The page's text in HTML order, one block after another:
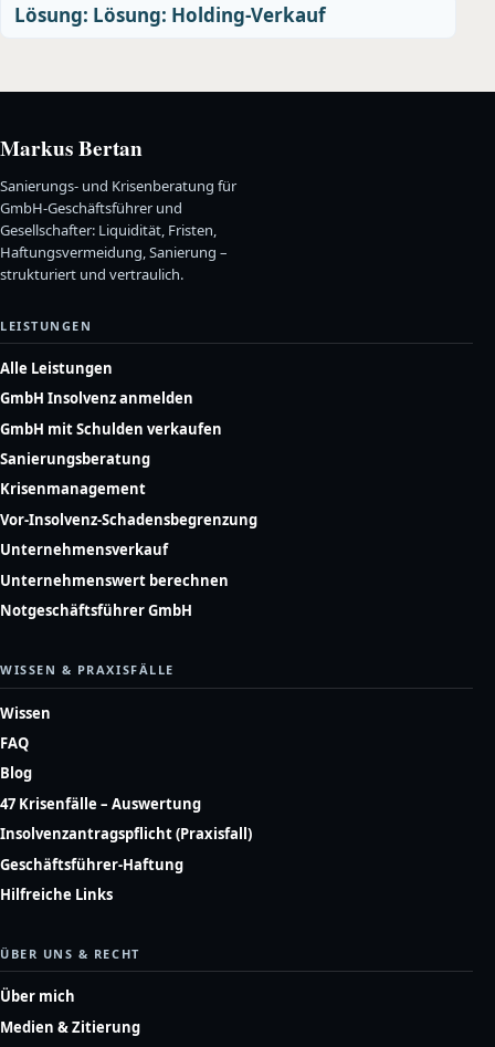
Lösung: Lösung: Holding-Verkauf
Markus Bertan
Sanierungs- und Krisenberatung für
GmbH-Geschäftsführer und
Gesellschafter: Liquidität, Fristen,
Haftungsvermeidung, Sanierung –
strukturiert und vertraulich.
LEISTUNGEN
Alle Leistungen
GmbH Insolvenz anmelden
GmbH mit Schulden verkaufen
Sanierungsberatung
Krisenmanagement
Vor-Insolvenz-Schadensbegrenzung
Unternehmensverkauf
Unternehmenswert berechnen
Notgeschäftsführer GmbH
WISSEN & PRAXISFÄLLE
Wissen
FAQ
Blog
47 Krisenfälle – Auswertung
Insolvenzantragspflicht (Praxisfall)
Geschäftsführer-Haftung
Hilfreiche Links
ÜBER UNS & RECHT
Über mich
Medien & Zitierung